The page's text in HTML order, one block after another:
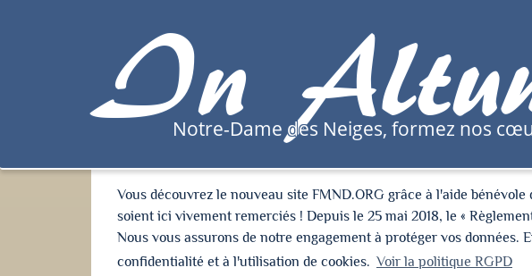
InNotre-Dame des Neiges, formez nos
Vous découvrez le nouveau site FMND.ORG grâce à l'aide
soient ici vivement remerciés ! Depuis le 25 mai 2018, le «
Nous vous assurons de notre engagement à protéger vos
confidentialité et à l'utilisation de cookies. Voir la politique RGPD